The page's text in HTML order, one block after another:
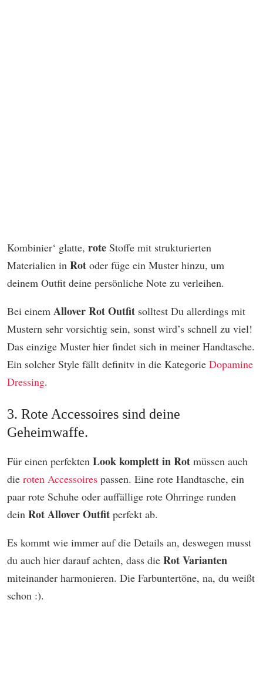
Kombinier‘ glatte, rote Stoffe mit strukturierten
Materialien in Rot oder füge ein Muster hinzu, um
deinem Outfit deine persönliche Note zu verleihen.
Bei einem Allover Rot Outfit solltest Du allerdings mit
Mustern sehr vorsichtig sein, sonst wird’s schnell zu viel!
Das einzige Muster hier findet sich in meiner Handtasche.
Ein solcher Style fällt definitv in die Kategorie Dopamine
Dressing.
3. Rote Accessoires sind deine
Geheimwaffe.
Für einen perfekten Look komplett in Rot müssen auch
die roten Accessoires passen. Eine rote Handtasche, ein
paar rote Schuhe oder auffällige rote Ohrringe runden
dein Rot Allover Outfit perfekt ab.
Es kommt wie immer auf die Details an, deswegen musst
du auch hier darauf achten, dass die RotVarianten
miteinander harmonieren. Die Farbuntertöne, na, du weißt
schon :).